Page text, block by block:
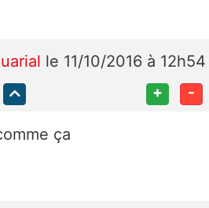
le 11/10/2016 à 12h54
+ -
ça